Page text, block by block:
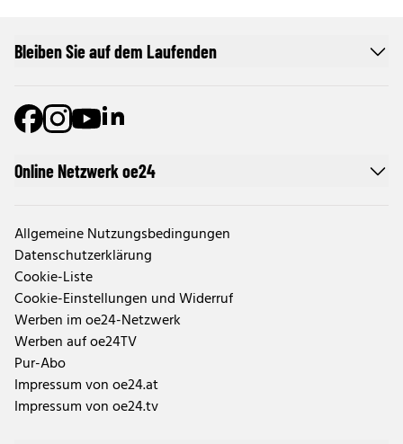
Online Netzwerk oe24
Allgemeine Nutzungsbedingungen
Datenschutzerklärung
Cookie-Liste
Cookie-Einstellungen und Widerruf
Werben im oe24-Netzwerk
Werben auf oe24TV
Pur-Abo
Impressum von oe24.at
Impressum von oe24.tv
Bleiben Sie auf dem Laufenden